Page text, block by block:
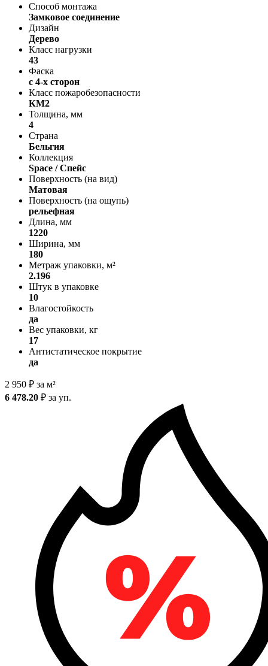
Способ монтажа
Замковое соединение
Дизайн
Дерево
Класс нагрузки
43
Фаска
с 4-х сторон
Класс пожаробезопасности
КМ2
Толщина, мм
4
Страна
Бельгия
Коллекция
Space / Спейс
Поверхность (на вид)
Матовая
Поверхность (на ощупь)
рельефная
Длина, мм
1220
Ширина, мм
180
Метраж упаковки, м²
2.196
Штук в упаковке
10
Влагостойкость
да
Вес упаковки, кг
17
Антистатическое покрытие
да
2 950 ₽ за м²
6 478.20 ₽ за уп.